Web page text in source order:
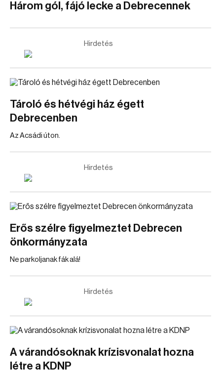
Három gól, fájó lecke a Debrecennek
Hirdetés
Tároló és hétvégi ház égett
Debrecenben
Az Acsádi úton.
Hirdetés
Erős szélre figyelmeztet Debrecen
önkormányzata
Ne parkoljanak fák alá!
Hirdetés
A várandósoknak krízisvonalat hozna
létre a KDNP